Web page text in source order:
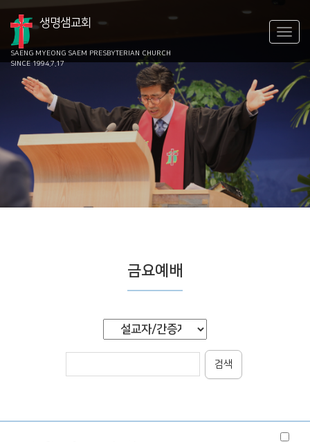
생명샘교회
SAENG MYEONG SAEM PRESBYTERIAN CHURCH
SINCE 1994.7.17
금요예배
검색